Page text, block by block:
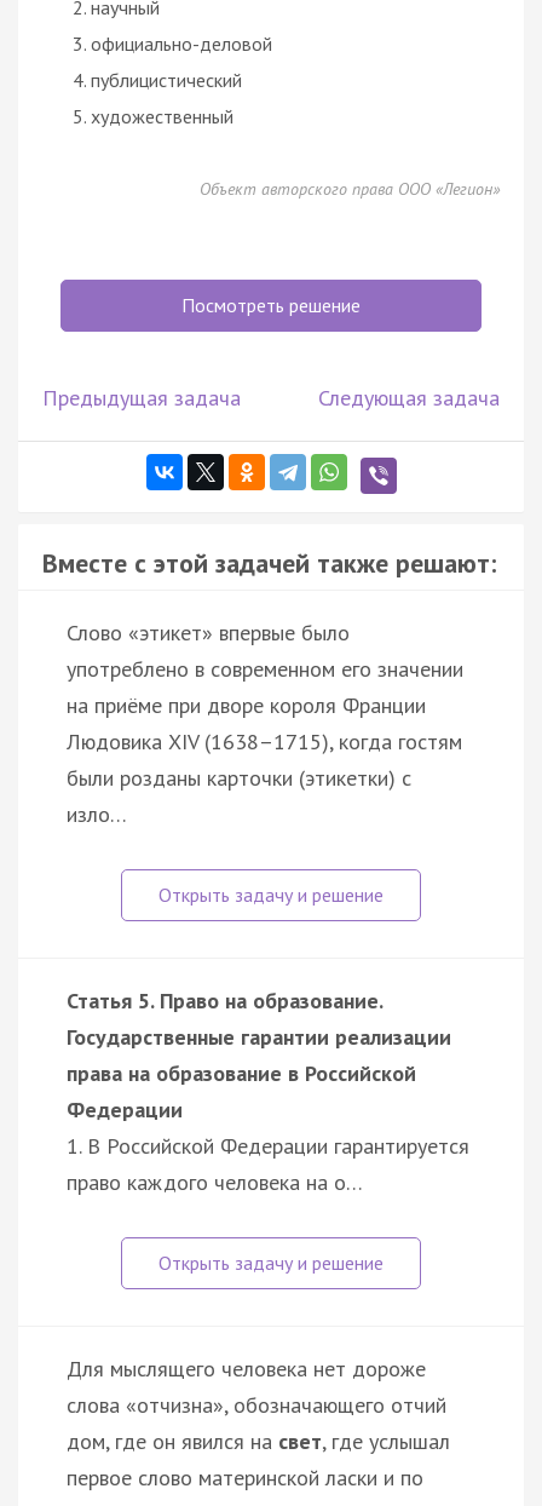
научный
официально-деловой
публицистический
художественный
Объект авторского права ООО «Легион»
Посмотреть решение
Предыдущая задача Следующая задача
Вместе с этой задачей также решают:
Слово «этикет» впервые было
употреблено в современном его значении
на приёме при дворе короля Франции
Людовика XIV (1638–1715), когда гостям
были розданы карточки (этикетки) с
изло…
Статья 5. Право на образование.
Государственные гарантии реализации
права на образование в Российской
Федерации
1. В Российской Федерации гарантируется
право каждого человека на о…
Для мыслящего человека нет дороже
слова «отчизна», обозначающего отчий
дом, где он явился на свет, где услышал
первое слово материнской ласки и по